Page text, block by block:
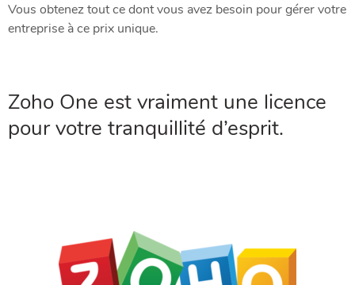
Vous obtenez tout ce dont vous avez besoin pour gérer votre
entreprise à ce prix unique.
Zoho One est vraiment une licence
pour votre tranquillité d’esprit.